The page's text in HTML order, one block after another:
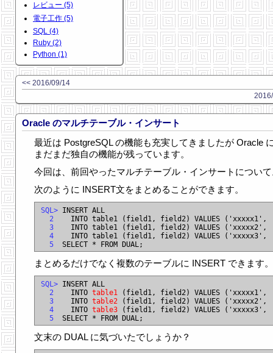
レビュー (5)
電子工作 (5)
SQL (4)
Ruby (2)
Python (1)
<< 2016/09/14
Oracle のマルチテーブル・インサート
最近は PostgreSQL の機能も充実してきましたが Oracle
まだまだ独自の機能が残っています。
今回は、前回やったマルチテーブル・インサートについ
次のように INSERT文をまとめることができます。
SQL>
  2
  3
  4
  5
まとめるだけでなく複数のテーブルに INSERT できます。
SQL>
  2
    INTO
table1
  3
    INTO
table2
  4
    INTO
table3
  5
文末の DUAL に気づいたでしょうか？